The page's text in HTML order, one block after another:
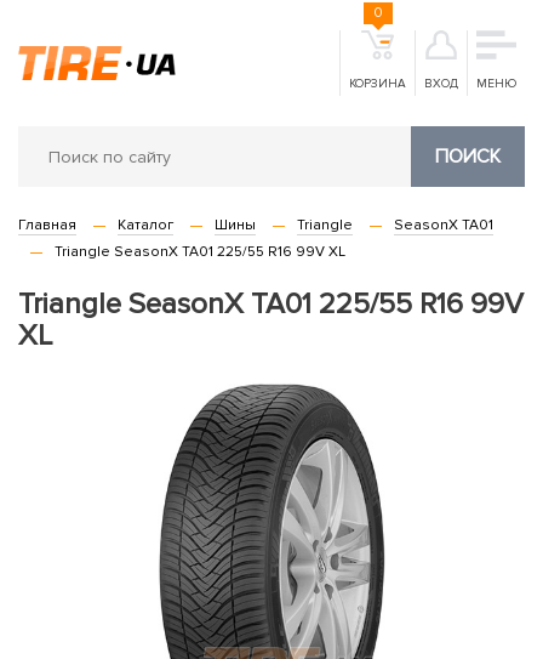
КОРЗИНА
0
ВХОД МЕНЮ
ПОИСК
Главная Каталог Шины Triangle
SeasonX TA01
Triangle SeasonX TA01 225/55 R16 99V XL
Triangle SeasonX TA01 225/55 R16 99V
XL